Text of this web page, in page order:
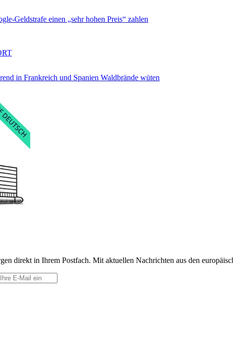
Geldstrafe einen „sehr hohen Preis“ zahlen
in Frankreich und Spanien Waldbrände wüten
direkt in Ihrem Postfach. Mit aktuellen Nachrichten aus den